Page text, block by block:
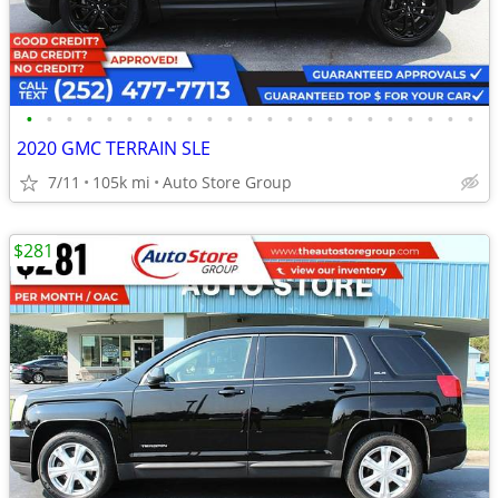
• • • • • • • • • • • • • • • • • • • • • • •
2020 GMC TERRAIN SLE
7/11 105k mi Auto Store Group
$281